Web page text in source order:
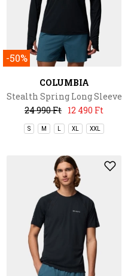
-50%
COLUMBIA
Stealth Spring Long Sleeve
Half Zip Tee
24 990 Ft 12 490 Ft
S M XL XXL